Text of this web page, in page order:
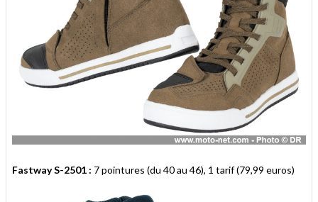
Fastway S-2501 : 7 pointures (du 40 au 46), 1 tarif (79,99 euros)